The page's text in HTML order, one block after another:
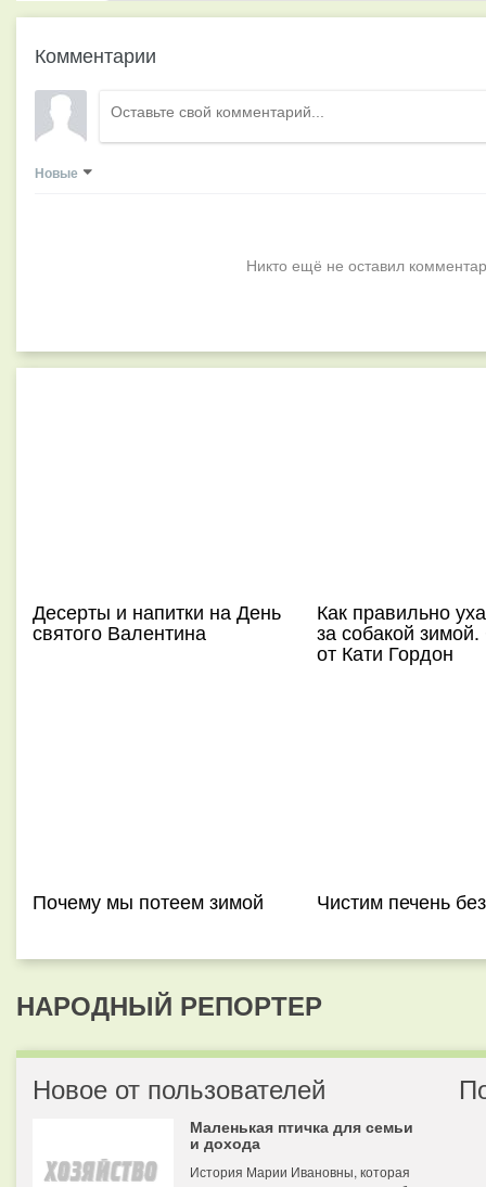
Комментарии
Новые
Никто ещё не оставил
Десерты и напитки на День
святого Валентина
Как правильно
за собакой
от Кати Гордон
Почему мы потеем зимой Чистим печень
НАРОДНЫЙ РЕПОРТЕР
Новое от пользователей
Маленькая птичка для семьи
и дохода
История Марии Ивановны, которая